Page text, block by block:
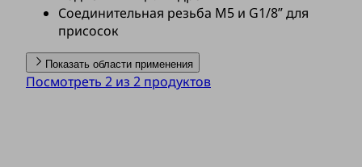
Соединительная резьба M5 и G1/8” для
присосок
Показать области применения
Посмотреть 2 из 2 продуктов